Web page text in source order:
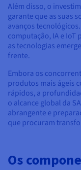
Além disso, o
garante que as suas
avanços
computação, IA e IoT
as tecnologias
frente.
Embora os
produtos mais ágeis
rápidos, a
o alcance global da
abrangente e
que procuram
Os